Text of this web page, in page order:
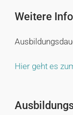
Weitere
Hier geht es